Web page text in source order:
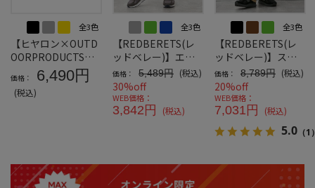
全3色
【ヒヤロン×OUTD
OORPRODUCTS】
接触冷感カーゴクロ
ップドパンツ＊カタ
ログ商品
価格： 6,490円
(税込)
全3色
【REDBERETS(レ
ッドベレー)】エン
ボスダンボールニッ
トカーゴハーフパン
ツ
価格： 5,489円 (税込)
30%off
WEB価格：
3,842円 (税込)
全3色
【REDBERETS(レ
ッドベレー)】スー
パーストレッチツイ
ルカーゴパンツ
価格： 8,789円 (税込)
20%off
WEB価格：
7,031円 (税込)
5.0 （1